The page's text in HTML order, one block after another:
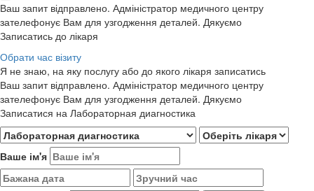
Ваш запит відправлено. Адміністратор медичного центру
зателефонує Вам для узгодження деталей. Дякуємо
Записатись до лікаря
Обрати час візиту
Я не знаю, на яку послугу або до якого лікаря записатись
Ваш запит відправлено. Адміністратор медичного центру
зателефонує Вам для узгодження деталей. Дякуємо
Записатися на Лабораторная диагностика
Ваше ім'я